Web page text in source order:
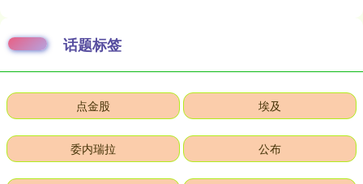
话题标签
点金股 埃及
委内瑞拉 公布